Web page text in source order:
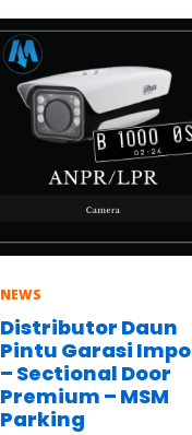
NEWS
Distributor Daun
Pintu Garasi
– Sectional Door
Premium – MSM
Parking